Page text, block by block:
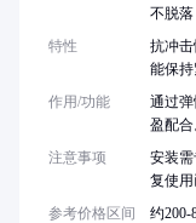
不脱落
特性
抗冲
能保持
作用/功能
通过
盈配合
注意事项
安装
复使用
参考价格区间
约200-